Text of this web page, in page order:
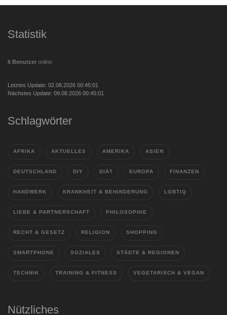
Statistik
6 Benutzer online
Letztes Update: 02.08.2026 00:45:01
Nächstes Update: 09.08.2026 00:45:01
Schlagwörter
AFRIKA AKTUELLES AMERIKA ASIEN
DEUTSCHLAND DIY DIÄT EUROPA FINANZEN
HANDWERK KRANKHEIT & BEHINDERUNG LGBTIQ
LIEBE & PARTNERSCHAFT PHILOSOPHIE
RECHT & GESETZ RELIGION SHOPPING
SMARTPHONE SOZIALES STÄDTE & REGIONEN
TECHNIK TRAINING & FITNESS VEGETARISCH & VEGAN
Nützliches